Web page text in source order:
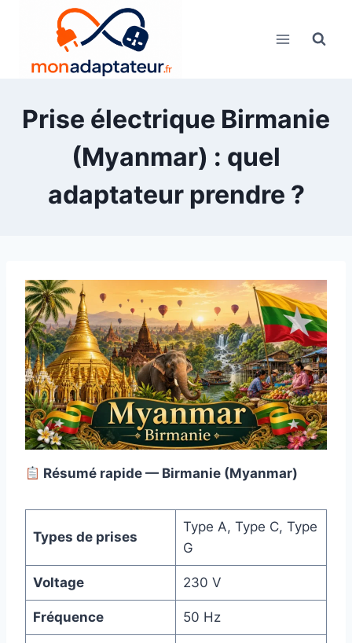
Prise électrique Birmanie
(Myanmar) : quel
adaptateur prendre ?
Résumé rapide — Birmanie (Myanmar)
Types de prises
Type A, Type C, Type
G
Voltage 230 V
Fréquence 50 Hz